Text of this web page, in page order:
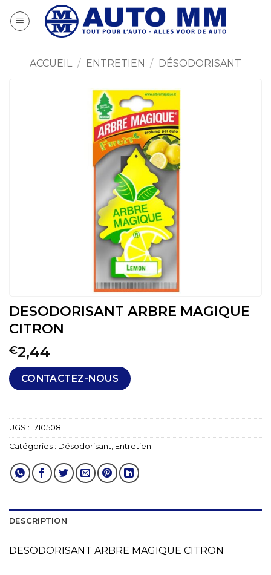
au
ACCUEIL / ENTRETIEN / DÉSODORISANT
DESODORISANT ARBRE MAGIQUE
CITRON
€2,44
CONTACTEZ-NOUS
UGS : 1710508
Catégories : Désodorisant Entretien
DESCRIPTION
DESODORISANT ARBRE MAGIQUE CITRON